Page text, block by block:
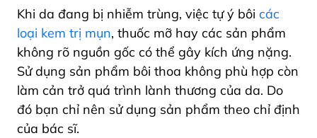
Khi da đang bị nhiễm trùng, việc tự ý bôi các
loại kem trị mụn, thuốc mỡ hay các sản phẩm
không rõ nguồn gốc có thể gây kích ứng nặng.
Sử dụng sản phẩm bôi thoa không phù hợp còn
làm cản trở quá trình lành thương của da. Do
đó bạn chỉ nên sử dụng sản phẩm theo chỉ định
của bác sĩ.